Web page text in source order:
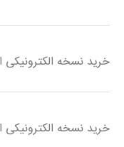
خرید نسخه الکترونیکی
خرید نسخه الکترونیکی